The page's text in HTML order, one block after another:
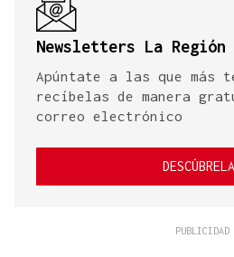
Newsletters La Región
Apúntate a las que más
recíbelas de manera
correo electrónico